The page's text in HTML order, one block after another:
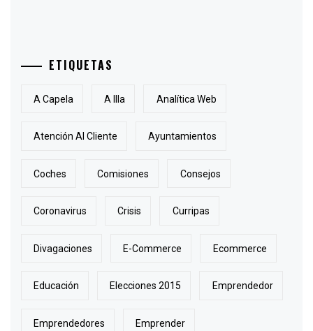
ETIQUETAS
A Capela A Illa Analítica Web
Atención Al Cliente Ayuntamientos
Coches Comisiones Consejos
Coronavirus Crisis Curripas
Divagaciones E-Commerce Ecommerce
Educación Elecciones 2015 Emprendedor
Emprendedores Emprender